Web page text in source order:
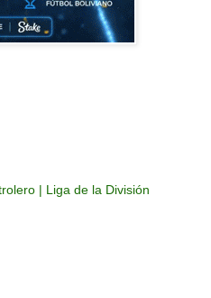
| Liga de la División